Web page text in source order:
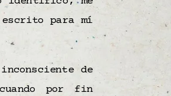
escrito para mí
de
por fin